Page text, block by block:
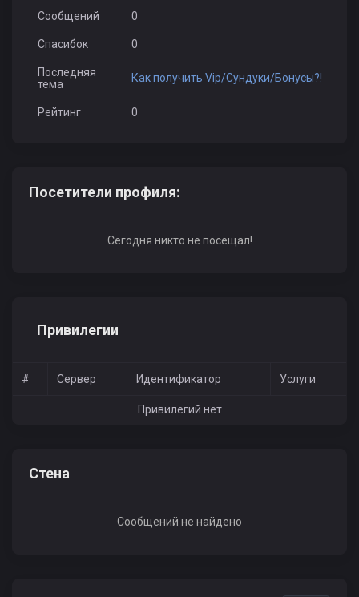
Сообщений 0
Спасибок 0
Последняя
тема
Как получить Vip/Сундуки/Бонусы?!
Рейтинг 0
Посетители профиля:
Сегодня никто не посещал!
Привилегии
# Сервер Идентификатор Услуги
Привилегий нет
Стена
Сообщений не найдено